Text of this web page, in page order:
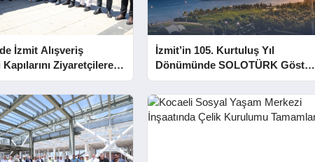
İzmit Alışveriş
Ziyaretçilere
İzmit’in 105. Kurtuluş Yıl
Dönümünde SOLOTÜRK Gösteri
Yapacak